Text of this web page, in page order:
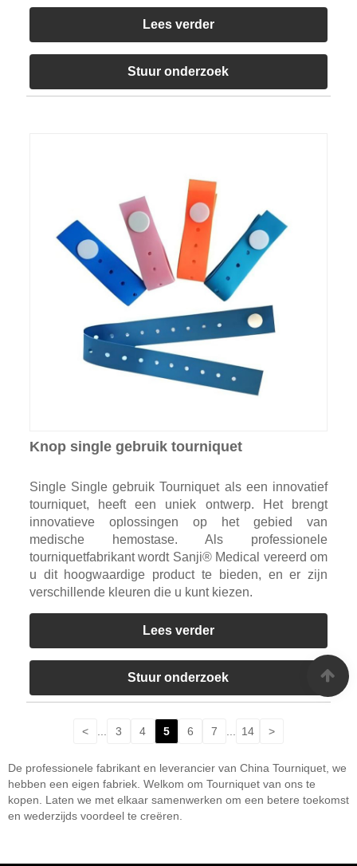
Lees verder
Stuur onderzoek
Knop single gebruik tourniquet
Single Single gebruik Tourniquet als een innovatief
tourniquet, heeft een uniek ontwerp. Het brengt
innovatieve oplossingen op het gebied van
medische hemostase. Als professionele
tourniquetfabrikant wordt Sanji® Medical vereerd om
u dit hoogwaardige product te bieden, en er zijn
verschillende kleuren die u kunt kiezen.
Lees verder
Stuur onderzoek
< 3 4 5 6 7 14 >
De professionele fabrikant en leverancier van China Tourniquet, we
hebben een eigen fabriek. Welkom om Tourniquet van ons te
kopen. Laten we met elkaar samenwerken om een ​​betere toekomst
en wederzijds voordeel te creëren.